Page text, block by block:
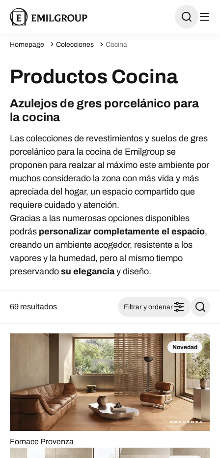
Homepage Colecciones Cocina
Productos Cocina
Azulejos de gres porcelánico para
la cocina
Las colecciones de revestimientos y suelos de gres
porcelánico para la cocina de Emilgroup se
proponen para realzar al máximo este ambiente por
muchos considerado la zona con más vida y más
apreciada del hogar, un espacio compartido que
requiere cuidado y atención.
Gracias a las numerosas opciones disponibles
podrás personalizar completamente el espacio,
creando un ambiente acogedor, resistente a los
vapores y la humedad, pero al mismo tiempo
preservando su eleganciay diseño.
69 resultados Filtrar y ordenar
Novedad
Fornace Provenza